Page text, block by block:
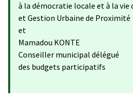
à la démocratie locale et à la vie
et Gestion Urbaine de Proximité
et
Mamadou KONTE
Conseiller municipal délégué
des budgets participatifs